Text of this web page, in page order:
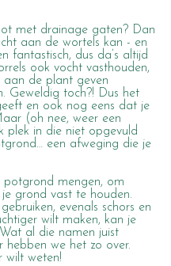
met drainage gaten? Dan
aan de wortels kan - en
fantastisch, dus da’s altijd
ook vocht vasthouden,
aan de plant geven
Geweldig toch?! Dus het
en ook nog eens dat je
(oh nee, weer een
plek in die niet opgevuld
een afweging die je
potgrond mengen, om
grond vast te houden.
evenals schors en
wilt maken, kan je
al die namen juist
hebben we het zo over.
wilt weten!